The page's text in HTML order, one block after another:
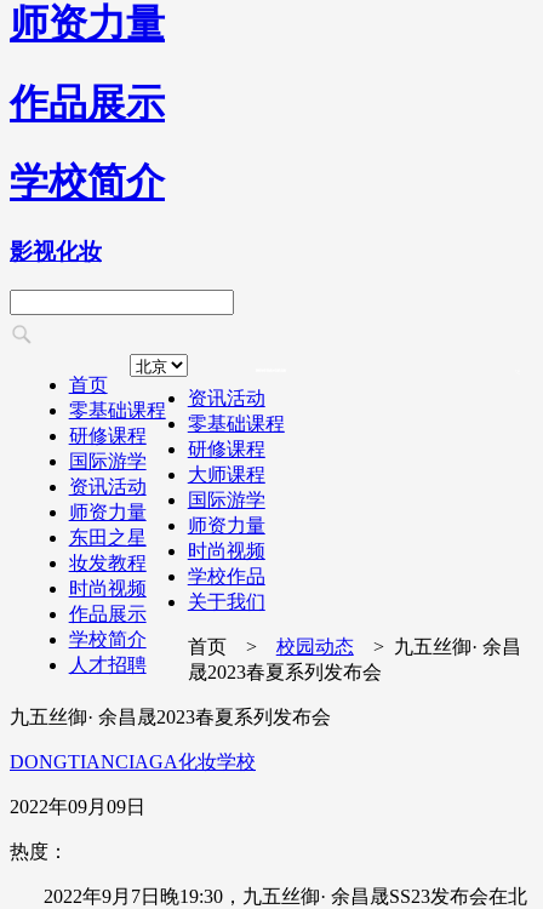
师资力量
作品展示
学校简介
影视化妆
首页
零基础课程
研修课程
国际游学
资讯活动
师资力量
东田之星
妆发教程
时尚视频
作品展示
学校简介
人才招聘
资讯活动
零基础课程
研修课程
大师课程
国际游学
师资力量
时尚视频
学校作品
关于我们
首页 > 校园动态> 九五丝御· 余昌
晟2023春夏系列发布会
九五丝御· 余昌晟2023春夏系列发布会
DONGTIANCIAGA化妆学校
2022年09月09日
热度：
2022年9月7日晚19:30，九五丝御· 余昌晟SS23发布会在北